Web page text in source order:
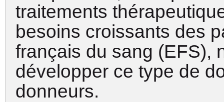
traitements
besoins croissants des
français du sang (EFS),
développer ce type de
donneurs.